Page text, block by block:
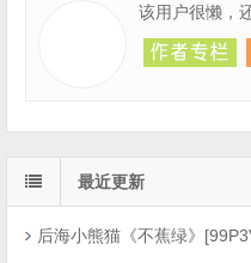
该用户很懒，
最近更新
后海小熊猫《不蕉绿》